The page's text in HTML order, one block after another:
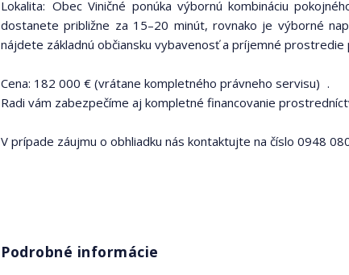
Lokalita: Obec Viničné ponúka výbornú kombináciu
dostanete približne za 15–20 minút, rovnako je výborné
nájdete základnú občiansku vybavenosť a príjemné prostredie
Cena: 182 000 € (vrátane kompletného právneho servisu) .
Radi vám zabezpečíme aj kompletné financovanie
V prípade záujmu o obhliadku nás kontaktujte na číslo 0948
Podrobné informácie